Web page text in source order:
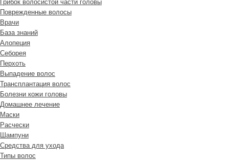
Грибок волосистой части головы
Поврежденные волосы
Врачи
База знаний
Алопеция
Себорея
Перхоть
Выпадение волос
Трансплантация волос
Болезни кожи головы
Домашнее лечение
Маски
Расчески
Шампуни
Средства для ухода
Типы волос